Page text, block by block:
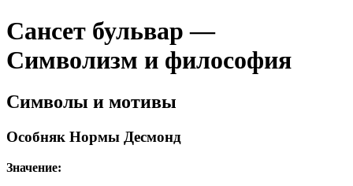
Сансет бульвар —
Символизм и философия
Символы и мотивы
Особняк Нормы Десмонд
Значение: